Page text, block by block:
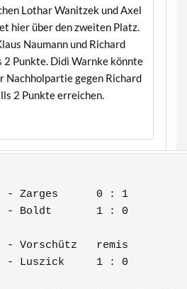
Lothar Wanitzek und Axel
hier über den zweiten Platz.
Naumann und Richard
Punkte. Didi Warnke könnte
Nachholpartie gegen Richard
2 Punkte erreichen.
- Zarges      0 : 1
- Boldt       1 : 0
- Vorschütz   remis
- Luszick     1 : 0